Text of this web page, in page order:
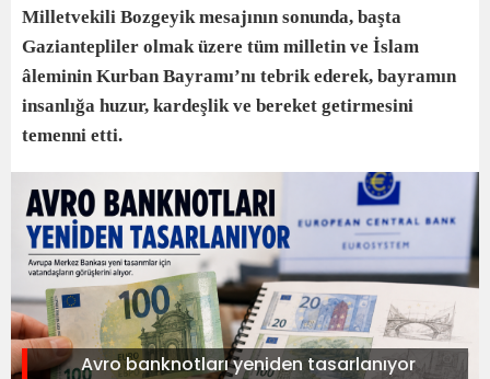
Milletvekili Bozgeyik mesajının sonunda, başta
Gaziantepliler olmak üzere tüm milletin ve İslam
âleminin Kurban Bayramı’nı tebrik ederek, bayramın
insanlığa huzur, kardeşlik ve bereket getirmesini
temenni etti.
Avro banknotları yeniden tasarlanıyor